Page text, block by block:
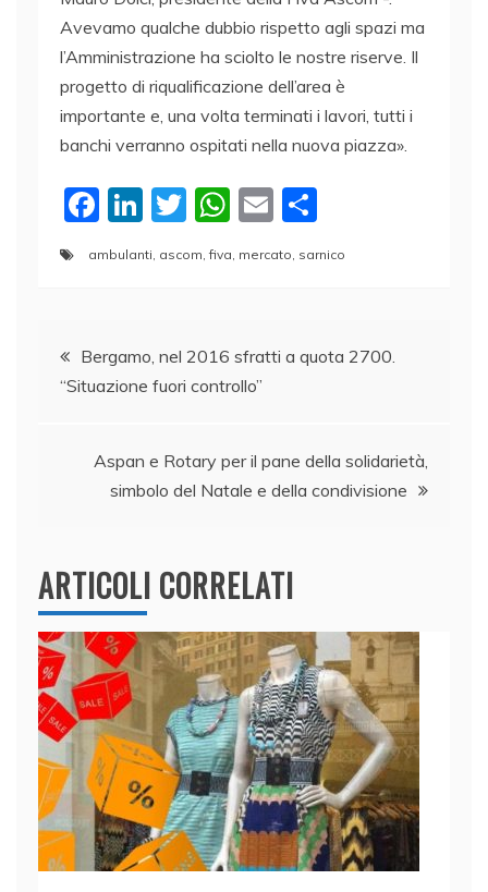
Avevamo qualche dubbio rispetto agli spazi ma
l’Amministrazione ha sciolto le nostre riserve. Il
progetto di riqualificazione dell’area è
importante e, una volta terminati i lavori, tutti i
banchi verranno ospitati nella nuova piazza».
F
a
c
b
o
k
Li
n
k
dI
n
T
w
itt
W
at
A
p
E
m
ai
o
n
vi
ambulanti ascom ,fiva mercato sarnico
Navigazione
articoli
Bergamo, nel 2016 sfratti a quota 2700.
“Situazione fuori controllo”
Aspan e Rotary per il pane della solidarietà,
simbolo del Natale e della condivisione
ARTICOLI CORRELATI